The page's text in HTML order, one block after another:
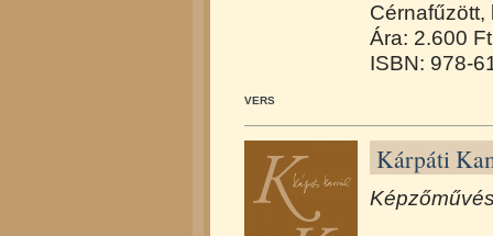
Cérnafűzött,
Ára: 2.600 Ft
ISBN: 978-
VERS
Kárpáti